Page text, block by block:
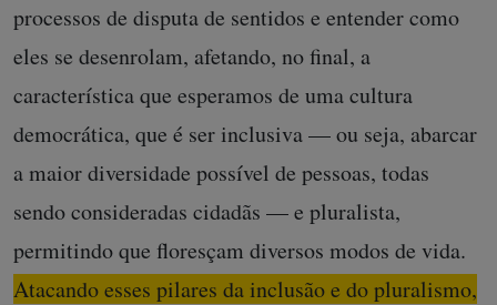
processos de disputa de sentidos e entender como
eles se desenrolam, afetando, no final, a
característica que esperamos de uma cultura
democrática, que é ser inclusiva — ou seja, abarcar
a maior diversidade possível de pessoas, todas
sendo consideradas cidadãs — e pluralista,
permitindo que floresçam diversos modos de vida.
Atacando esses pilares da inclusão e do pluralismo,